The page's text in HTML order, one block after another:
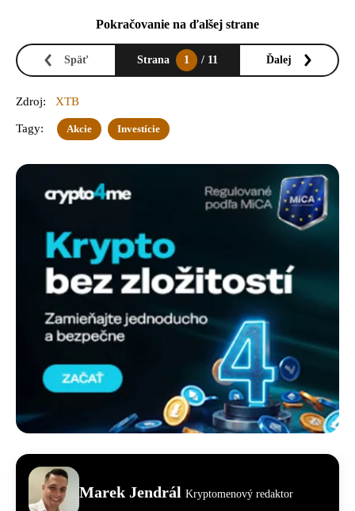
Pokračovanie na ďalšej strane
Späť Strana 1 / 11 Ďalej
Zdroj: XTB
Tagy: Akcie Investície
Marek Jendrál Kryptomenový redaktor